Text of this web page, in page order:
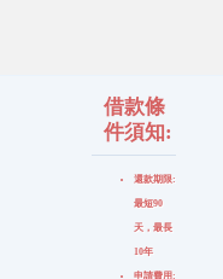
借款條
件須知:
還款期限:
最短90
天，最長
10年
申請費用: